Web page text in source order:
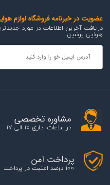
عضویت در خبرنامه فروشگاه لوازم
دریافت آخرین اطلاعات در مورد
هوایی پرشین
مشاوره تخصصی
در ساعات اداری 10 الی 17
پرداخت امن
100 درصد امنیت در پرداخت